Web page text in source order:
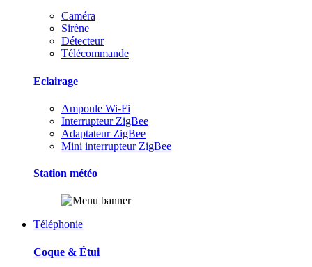
Caméra
Sirène
Détecteur
Télécommande
Eclairage
Ampoule Wi-Fi
Interrupteur ZigBee
Adaptateur ZigBee
Mini interrupteur ZigBee
Station météo
Téléphonie
Coque & Étui